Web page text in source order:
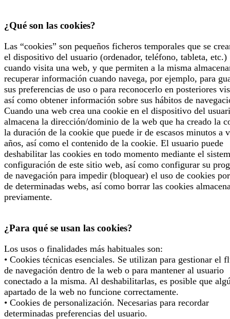
¿Qué son las cookies?
Las “cookies” son pequeños ficheros temporales que se
el dispositivo del usuario (ordenador, teléfono, tableta, etc.)
cuando visita una web, y que permiten a la misma
recuperar información cuando navega, por ejemplo, para
sus preferencias de uso o para reconocerlo en posteriores
así como obtener información sobre sus hábitos de
Cuando una web crea una cookie en el dispositivo del
almacena la dirección/dominio de la web que ha creado la
la duración de la cookie que puede ir de escasos minutos a
años, así como el contenido de la cookie. El usuario puede
deshabilitar las cookies en todo momento mediante el
configuración de este sitio web, así como configurar su
de navegación para impedir (bloquear) el uso de cookies
de determinadas webs, así como borrar las cookies
previamente.
¿Para qué se usan las cookies?
Los usos o finalidades más habituales son:
• Cookies técnicas esenciales. Se utilizan para gestionar el
de navegación dentro de la web o para mantener al usuario
conectado a la misma. Al deshabilitarlas, es posible que
apartado de la web no funcione correctamente.
• Cookies de personalización. Necesarias para recordar
determinadas preferencias del usuario.